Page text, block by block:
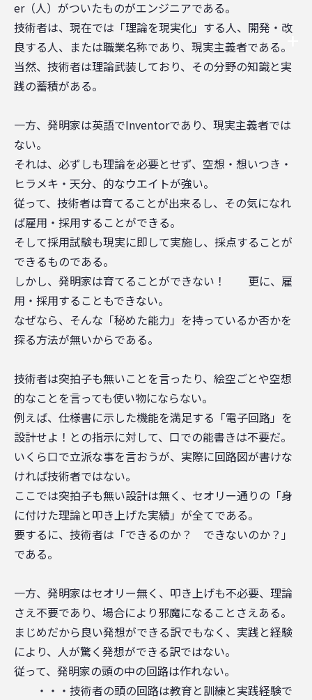
er（人）がついたものがエンジニアである。
技術者は、現在では「理論を現実化」する人、開発・改
良する人、または職業名称であり、現実主義者である。
当然、技術者は理論武装しており、その分野の知識と実
践の蓄積がある。
一方、発明家は英語でInventorであり、現実主義者では
ない。
それは、必ずしも理論を必要とせず、空想・想いつき・
ヒラメキ・天分、的なウエイトが強い。
従って、技術者は育てることが出来るし、その気になれ
ば雇用・採用することができる。
そして採用試験も現実に即して実施し、採点することが
できるものである。
しかし、発明家は育てることができない！ 更に、雇
用・採用することもできない。
なぜなら、そんな「秘めた能力」を持っているか否かを
探る方法が無いからである。
技術者は突拍子も無いことを言ったり、絵空ごとや空想
的なことを言っても使い物にならない。
例えば、仕様書に示した機能を満足する「電子回路」を
設計せよ！との指示に対して、口での能書きは不要だ。
いくら口で立派な事を言おうが、実際に回路図が書けな
ければ技術者ではない。
ここでは突拍子も無い設計は無く、セオリー通りの「身
に付けた理論と叩き上げた実績」が全てである。
要するに、技術者は「できるのか？ できないのか？」
である。
一方、発明家はセオリー無く、叩き上げも不必要、理論
さえ不要であり、場合により邪魔になることさえある。
まじめだから良い発想ができる訳でもなく、実践と経験
により、人が驚く発想ができる訳ではない。
従って、発明家の頭の中の回路は作れない。
・・・技術者の頭の回路は教育と訓練と実践経験で